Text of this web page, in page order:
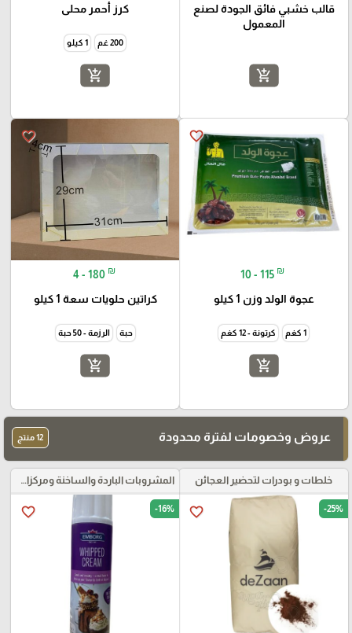
قالب خشبي فائق الجودة لصنع
المعمول
add_shopping_cart
كرز أحمر محلى
200 غم 1 كيلو
add_shopping_cart
favorite_border
10 - 115 ₪
عجوة الولد وزن 1 كيلو
1 كغم كرتونة - 12 كغم
add_shopping_cart
favorite_border
4 - 180 ₪
كراتين حلويات سعة 1 كيلو
حبة الرزمة - 50 حبة
add_shopping_cart
عروض وخصومات لفترة محدودة 12 منتج
خلطات و بودرات لتحضير العجائن
favorite_border -25%
المشروبات الباردة والساخنة ومركزات الموهيتو
favorite_border -16%